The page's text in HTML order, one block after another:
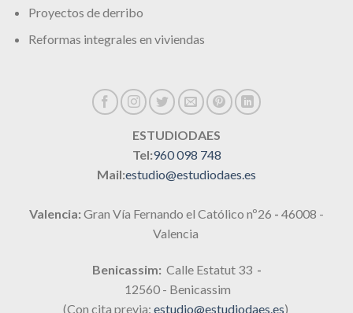
Proyectos de derribo
Reformas integrales en viviendas
ESTUDIODAES
Tel:960 098 748
Mail:estudio@estudiodaes.es
Valencia: Gran Vía Fernando el Católico nº26 - 46008 -
Valencia
Benicassim: Calle Estatut 33 -
12560 - Benicassim
(Con cita previa: estudio@estudiodaes.es)